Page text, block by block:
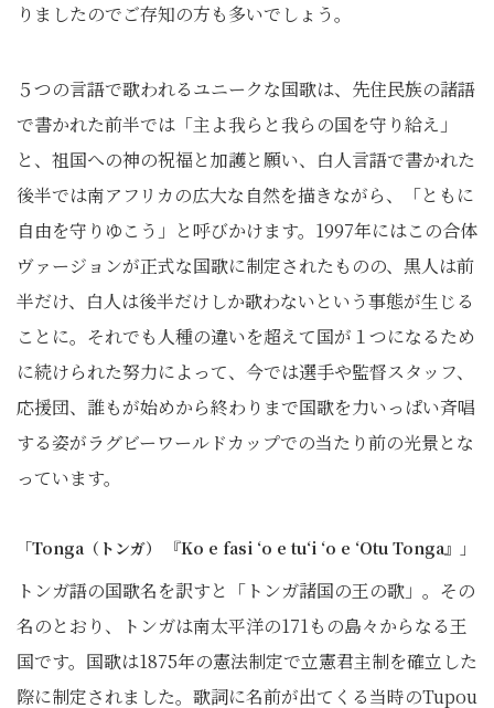
りましたのでご存知の方も多いでしょう。
５つの言語で歌われるユニークな国歌は、先住民族の諸語
で書かれた前半では「主よ我らと我らの国を守り給え」
と、祖国への神の祝福と加護と願い、白人言語で書かれた
後半では南アフリカの広大な自然を描きながら、「ともに
自由を守りゆこう」と呼びかけます。1997年にはこの合体
ヴァージョンが正式な国歌に制定されたものの、黒人は前
半だけ、白人は後半だけしか歌わないという事態が生じる
ことに。それでも人種の違いを超えて国が１つになるため
に続けられた努力によって、今では選手や監督スタッフ、
応援団、誰もが始めから終わりまで国歌を力いっぱい斉唱
する姿がラグビーワールドカップでの当たり前の光景とな
っています。
「Tonga（トンガ） 『Ko e fasi ʻo e tuʻi ʻo e ʻOtu Tonga』」
トンガ語の国歌名を訳すと「トンガ諸国の王の歌」。その
名のとおり、トンガは南太平洋の171もの島々からなる王
国です。国歌は1875年の憲法制定で立憲君主制を確立した
際に制定されました。歌詞に名前が出てくる当時のTupou